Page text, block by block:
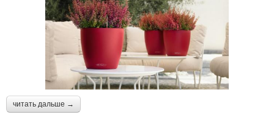
читать дальше →